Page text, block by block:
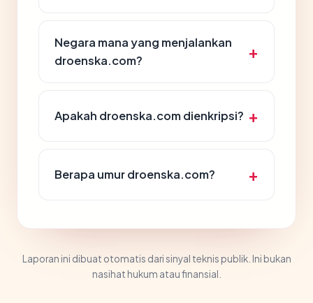
Negara mana yang menjalankan
droenska.com?
Apakah droenska.com dienkripsi?
Berapa umur droenska.com?
Laporan ini dibuat otomatis dari sinyal teknis publik. Ini bukan
nasihat hukum atau finansial.